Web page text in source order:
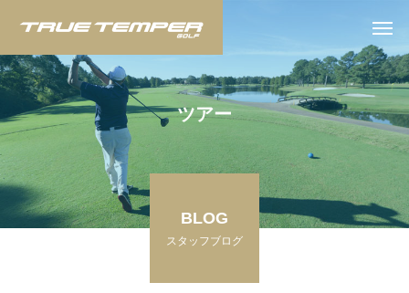
ツアー
BLOG
スタッフブログ